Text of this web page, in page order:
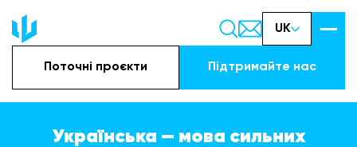
UK
Поточні проєкти Підтримайте наc
Українська — мова сильних